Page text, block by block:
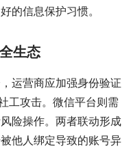
的信息保护习惯。
生态
运营商应加强身份验证
工攻击。微信平台则需
险操作。两者联动形成
他人绑定导致的账号异